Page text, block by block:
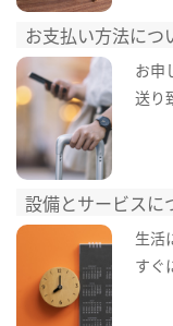
お支払い方法につ
お申
送り
設備とサービスに
生活
すぐ